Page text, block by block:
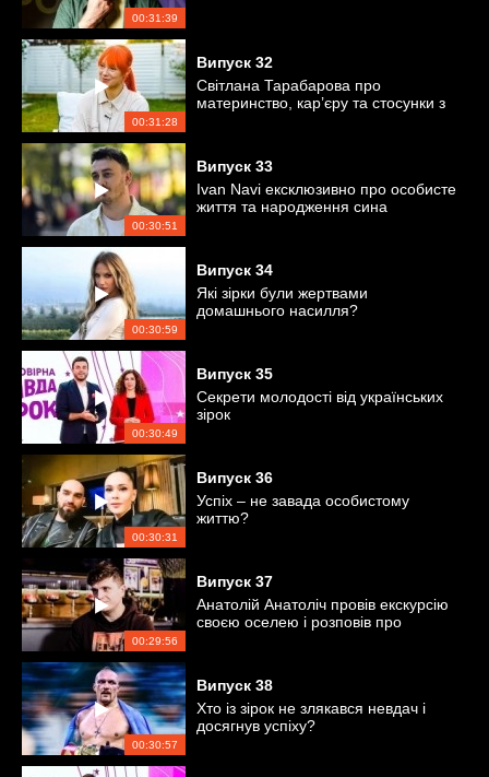
00:31:39
00:31:28
Випуск 32
Світлана Тарабарова про
материнство, кар’єру та стосунки з
00:30:51
Випуск 33
Ivan Navi ексклюзивно про особисте
життя та народження сина
00:30:59
Випуск 34
Які зірки були жертвами
домашнього насилля?
00:30:49
Випуск 35
Секрети молодості від українських
зірок
00:30:31
Випуск 36
Успіх – не завада особистому
життю?
00:29:56
Випуск 37
Анатолій Анатоліч провів екскурсію
своєю оселею і розповів про
00:30:57
Випуск 38
Хто із зірок не злякався невдач і
досягнув успіху?